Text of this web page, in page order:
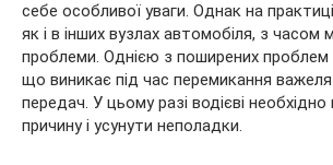
себе особливої уваги. Однак на
як і в інших вузлах автомобіля, з часом
проблеми. Однією з поширених
що виникає під час перемикання
передач. У цьому разі водієві
причину і усунути неполадки.